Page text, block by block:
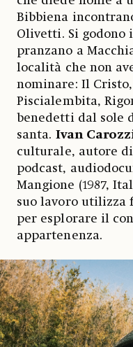
Bibbiena
Olivetti. Si godono
pranzano a
località che non
nominare: Il
Piscialembita,
benedetti dal sole
santa. Ivan
culturale, autore
podcast,
Mangione (1987,
suo lavoro utilizza
per esplorare il
appartenenza.